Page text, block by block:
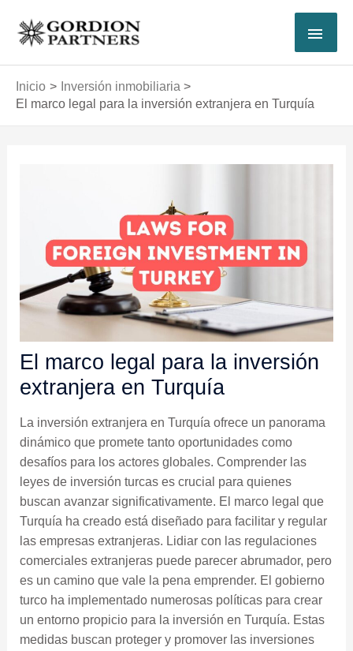
contenido
Inicio
Inversión inmobiliaria
El marco legal para la inversión extranjera en Turquía
El marco legal para la inversión
extranjera en Turquía
La inversión extranjera en Turquía ofrece un panorama
dinámico que promete tanto oportunidades como
desafíos para los actores globales. Comprender las
leyes de inversión turcas es crucial para quienes
buscan avanzar significativamente. El marco legal que
Turquía ha creado está diseñado para facilitar y regular
las empresas extranjeras. Lidiar con las regulaciones
comerciales extranjeras puede parecer abrumador, pero
es un camino que vale la pena emprender. El gobierno
turco ha implementado numerosas políticas para crear
un entorno propicio para la inversión en Turquía. Estas
medidas buscan proteger y promover las inversiones